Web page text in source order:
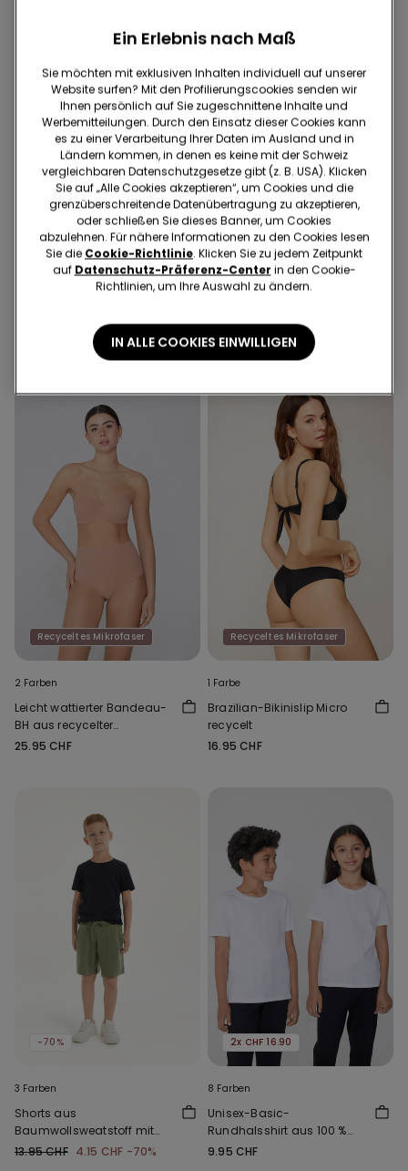
Recyceltes Mikrofaser
5 Farben
mit Ausschnitt
4 Farben
Baumwolle Unisex
9.95 CHF
Recyceltes Mikrofaser
2 Farben
Leicht wattierter Bandeau-
BH aus recycelter
Mikrofaser Full Coverage
25.95 CHF
Recyceltes Mikrofaser
1 Farbe
Brazilian-Bikinislip Micro
recycelt
16.95 CHF
-70%
3 Farben
Shorts aus
Baumwollsweatstoff mit
Taschen für Jungen
13.95 CHF 4.15 CHF -70%
2x CHF 16.90
8 Farben
Unisex-Basic-
Rundhalsshirt aus 100 %
Baumwolle für Kinder
9.95 CHF
Ein Erlebnis nach Maß
Sie möchten mit exklusiven Inhalten individuell auf unserer
Website surfen? Mit den Profilierungscookies senden wir
Ihnen persönlich auf Sie zugeschnittene Inhalte und
Werbemitteilungen. Durch den Einsatz dieser Cookies kann
es zu einer Verarbeitung Ihrer Daten im Ausland und in
Ländern kommen, in denen es keine mit der Schweiz
vergleichbaren Datenschutzgesetze gibt (z. B. USA). Klicken
Sie auf „Alle Cookies akzeptieren“, um Cookies und die
grenzüberschreitende Datenübertragung zu akzeptieren,
oder schließen Sie dieses Banner, um Cookies
abzulehnen. Für nähere Informationen zu den Cookies lesen
Sie die Cookie-Richtlinie. Klicken Sie zu jedem Zeitpunkt
auf Datenschutz-Präferenz-Center in den Cookie-
Richtlinien, um Ihre Auswahl zu ändern.
IN ALLE COOKIES EINWILLIGEN